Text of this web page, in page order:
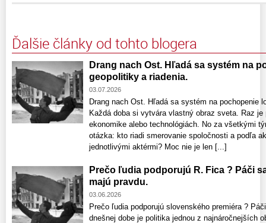
Ďalšie články od tohto blogera
Drang nach Ost. Hľadá sa systém na
geopolitiky a riadenia.
03.07.2026
Drang nach Ost. Hľadá sa systém na pochopenie
Každá doba si vytvára vlastný obraz sveta. Raz
ekonomike alebo technológiách. No za všetkými
otázka: kto riadi smerovanie spoločnosti a podľa
jednotlivými aktérmi? Moc nie je len [...]
Prečo ľudia podporujú R. Fica ? Páči
majú pravdu.
03.06.2026
Prečo ľudia podporujú slovenského premiéra ?
dnešnej dobe je politika jednou z najnáročnejších